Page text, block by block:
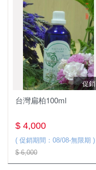
促銷
台灣扁柏100ml
$ 4,000
( 促銷期間：08/08-無限期 )
$ 6,000